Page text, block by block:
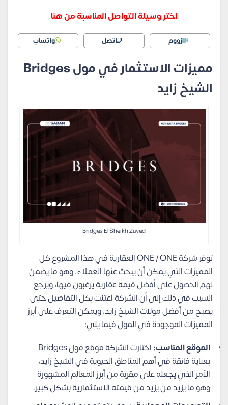
اختر وسيلة التواصل المناسبة من هنا
زووم اتصل واتساب
مميزات الاستثمار في مول Bridges
الشيخ زايد
Bridges El Sheikh Zayed
توفر شركة ONE / ONE العقارية في هذا المشروع كل
المميزات التي يمكن أن يبحث عنها العملاء، وهو ما يضمن
لهم الحصول على أفضل قيمة عقارية يرغبون فيها، ويرجع
السبب في ذلك إلى أن الشركة اعتنت بكل التفاصيل حتى
يصبح من أفضل مولات الشيخ زايد، ويمكن التعرف على أبرز
المميزات الموجودة في المول فيما يلي:
الموقع المناسب:
اختارت الشركة موقع مول Bridges
بعناية فائقة في أهم المناطق الحيوية في الشيخ زايد،
الأمر الذي يجعله على مقربة من أبرز المعالم المشهورة
وهو ما يزيد من يزيد من قيمته الاستثمارية بشكل كبير.